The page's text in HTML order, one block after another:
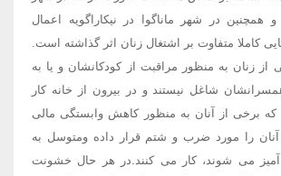
همچنین در شهر ماناگوا در نیکاراگویه اعمال
کاملا متفاوت بر اشتغال زنان اثر گذاشته است.
از زنان به منظور مراقبت از کودکانشان و یا به
شاغل نیستند و در بیرون از خانه کار
که برخی از آنان به منظور کاهش وابستگی مالی
را مورد ضرب و شتم قرار داده ومتوسل به
می شوند، کار می کنند.در هر حال خشونت